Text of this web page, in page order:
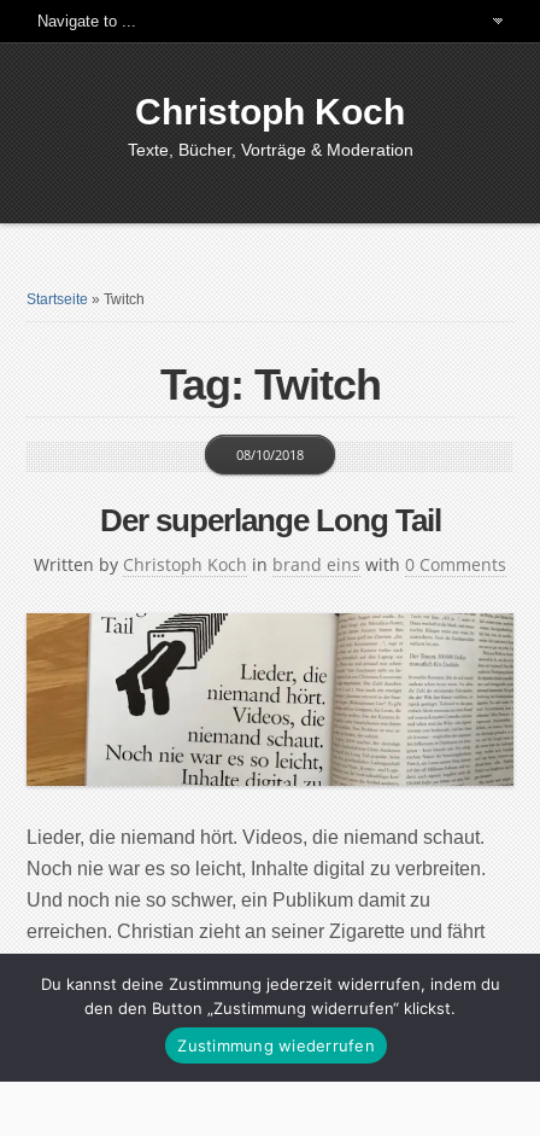
Christoph Koch
Texte, Bücher, Vorträge & Moderation
Startseite »Twitch
Tag: Twitch
Der superlange Long Tail
Written by Christoph Koch
08/10/2018
in brand eins with 0 Comments
Lieder, die niemand hört. Videos, die niemand schaut.
Noch nie war es so leicht, Inhalte digital zu verbreiten.
Und noch nie so schwer, ein Publikum damit zu
erreichen. Christian zieht an seiner Zigarette und fährt
Haare. Er trägt einen Nasenring, seine Augen sind
müde. An der Wand hängt […]
Du kannst deine Zustimmung jederzeit widerrufen, indem du
den den Button „Zustimmung widerrufen“ klickst.
Zustimmung wiederrufen